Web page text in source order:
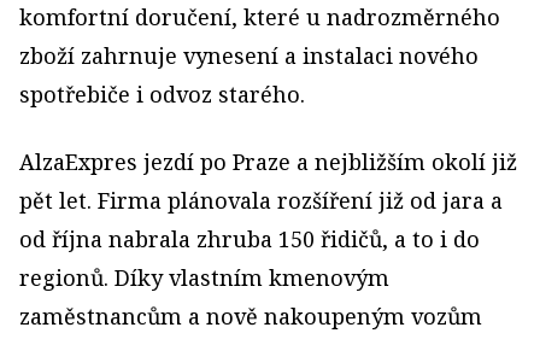
komfortní doručení, které u nadrozměrného
zboží zahrnuje vynesení a instalaci nového
spotřebiče i odvoz starého.
AlzaExpres jezdí po Praze a nejbližším okolí již
pět let. Firma plánovala rozšíření již od jara a
od října nabrala zhruba 150 řidičů, a to i do
regionů. Díky vlastním kmenovým
zaměstnancům a nově nakoupeným vozům